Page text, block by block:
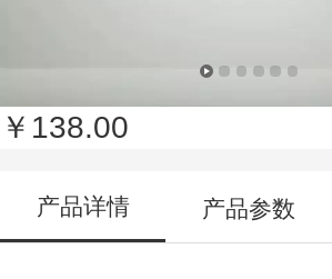
货柜模型 集装箱模型纸巾盒笔筒
￥138.00
产品详情 产品参数